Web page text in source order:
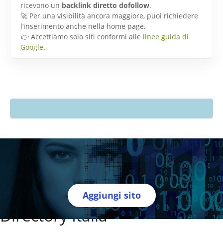
ricevono un backlink diretto dofollow.
🚀 Per una visibilità ancora maggiore, puoi richiedere
l’inserimento anche nella home page.
👉 Accettiamo solo siti conformi alle linee guida di
Google.
Aggiungi sito
Directory Italia